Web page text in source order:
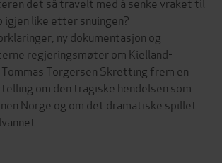
like etter snuingen?
ny dokumentasjon og
regjeringsmøter om Kielland-
Torgersen Skretting frem en
om den tragiske hendelsen som
Norge og om det dramatiske spillet